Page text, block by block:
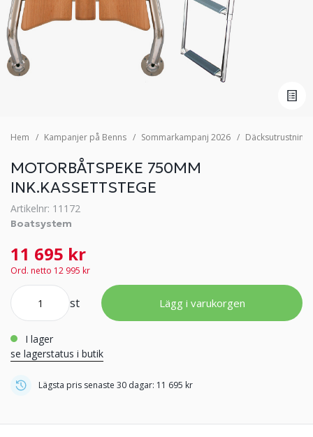
Hem Kampanjer på Benns Sommarkampanj 2026 Däcksutrustning
MOTORBÅTSPEKE 750MM
INK.KASSETTSTEGE
Artikelnr: 11172
Boatsystem
11 695 kr
Ord. netto 12 995 kr
st Lägg i varukorgen
i lager
se lagerstatus i butik
Lägsta pris senaste 30 dagar: 11 695 kr